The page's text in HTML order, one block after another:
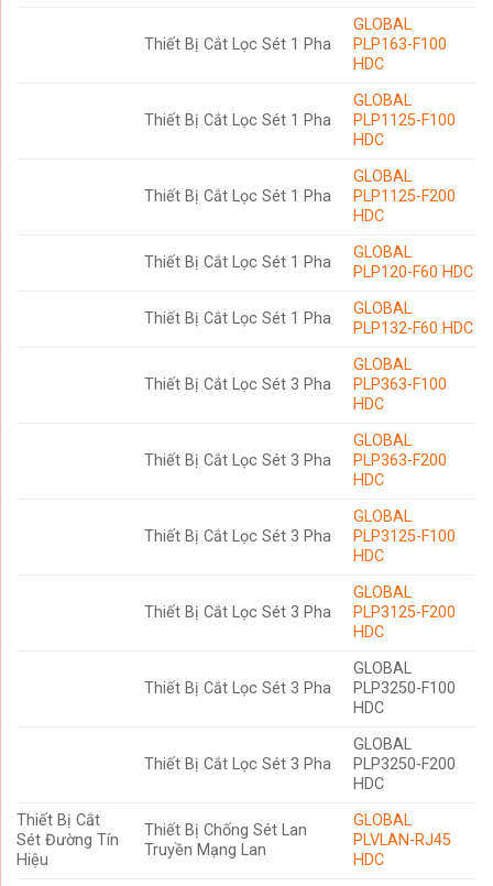
Thiết Bị Cắt Lọc Sét 1 Pha
GLOBAL
PLP163-F100
HDC
Thiết Bị Cắt Lọc Sét 1 Pha
GLOBAL
PLP1125-F100
HDC
Thiết Bị Cắt Lọc Sét 1 Pha
GLOBAL
PLP1125-F200
HDC
Thiết Bị Cắt Lọc Sét 1 Pha
GLOBAL
PLP120-F60 HDC
Thiết Bị Cắt Lọc Sét 1 Pha
GLOBAL
PLP132-F60 HDC
Thiết Bị Cắt Lọc Sét 3 Pha
GLOBAL
PLP363-F100
HDC
Thiết Bị Cắt Lọc Sét 3 Pha
GLOBAL
PLP363-F200
HDC
Thiết Bị Cắt Lọc Sét 3 Pha
GLOBAL
PLP3125-F100
HDC
Thiết Bị Cắt Lọc Sét 3 Pha
GLOBAL
PLP3125-F200
HDC
Thiết Bị Cắt Lọc Sét 3 Pha
GLOBAL
PLP3250-F100
HDC
Thiết Bị Cắt Lọc Sét 3 Pha
GLOBAL
PLP3250-F200
HDC
Thiết Bị Cắt
Sét Đường Tín
Hiệu
Thiết Bị Chống Sét Lan
Truyền Mạng Lan
GLOBAL
PLVLAN-RJ45
HDC